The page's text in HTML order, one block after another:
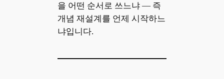
을 어떤 순서로 쓰느냐 — 즉
개념 재설계를 언제 시작하느
냐입니다.